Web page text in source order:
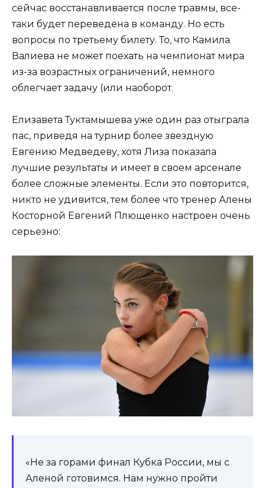
сейчас восстанавливается после травмы, все-
таки будет переведена в команду. Но есть
вопросы по третьему билету. То, что Камила
Валиева не может поехать на чемпионат мира
из-за возрастных ограничений, немного
облегчает задачу (или наоборот.
Елизавета Туктамышева уже один раз отыграла
пас, приведя на турнир более звездную
Евгению Медведеву, хотя Лиза показала
лучшие результаты и имеет в своем арсенале
более сложные элементы. Если это повторится,
никто не удивится, тем более что тренер Алены
Косторной Евгений Плющенко настроен очень
серьезно:
«Не за горами финал Кубка России, мы с
Аленой готовимся. Нам нужно пройти